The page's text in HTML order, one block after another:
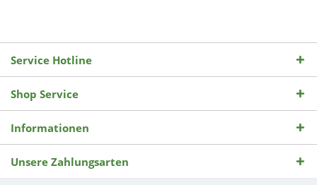
Service Hotline
Shop Service
Informationen
Unsere Zahlungsarten